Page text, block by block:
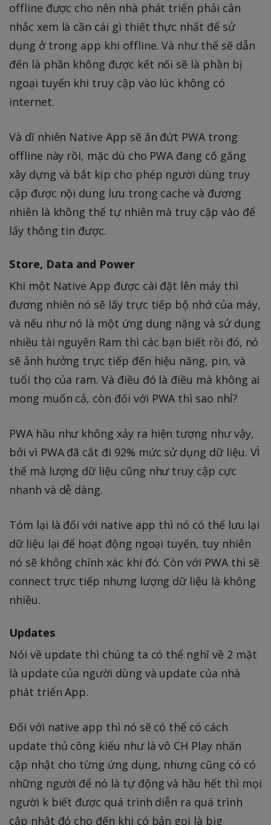
offline được cho nên nhà phát triển phải cân
nhắc xem là cần cái gì thiết thực nhất để sử
dụng ở trong app khi offline. Và như thế sẽ dẫn
đến là phần không được kết nối sẽ là phần bị
ngoại tuyến khi truy cập vào lúc không có
internet.
Và dĩ nhiên Native App sẽ ăn đứt PWA trong
offline này rồi, mặc dù cho PWA đang cố gắng
xây dựng và bắt kịp cho phép người dùng truy
cập được nội dung lưu trong cache và đương
nhiên là không thể tự nhiên mà truy cập vào để
lấy thông tin được.
Store, Data and Power
Khi một Native App được cài đặt lên máy thì
đương nhiên nó sẽ lấy trực tiếp bộ nhớ của máy,
và nếu như nó là một ứng dụng nặng và sử dụng
nhiều tài nguyên Ram thì các bạn biết rồi đó, nó
sẽ ảnh hưởng trực tiếp đến hiệu năng, pin, và
tuổi thọ của ram. Và điều đó là điều mà không ai
mong muốn cả, còn đối với PWA thì sao nhỉ?
PWA hầu như không xảy ra hiện tượng như vậy,
bởi vì PWA đã cắt đi 92% mức sử dụng dữ liệu. VÌ
thế mà lượng dữ liệu cũng như truy cập cực
nhanh và dễ dàng.
Tóm lại là đối với native app thì nó có thể lưu lại
dữ liệu lại để hoạt động ngoại tuyến, tuy nhiên
nó sẽ không chính xác khi đó. Còn với PWA thì sẽ
connect trực tiếp nhưng lượng dữ liệu là không
nhiều.
Updates
Nói về update thì chúng ta có thể nghĩ về 2 mặt
là update của người dùng và update của nhà
phát triển App.
Đối với native app thì nó sẽ có thể có cách
update thủ công kiểu như là vô CH Play nhấn
cập nhật cho từng ứng dụng, nhưng cũng có có
những người để nó là tự động và hầu hết thì mọi
người k biết được quá trình diễn ra quá trình
cập nhật đó cho đến khi có bản gọi là big